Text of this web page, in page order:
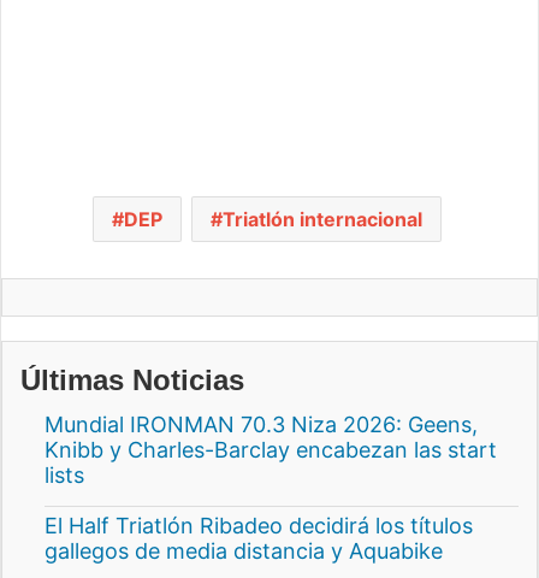
DEP Triatlón internacional
Últimas Noticias
Mundial IRONMAN 70.3 Niza 2026: Geens,
Knibb y Charles-Barclay encabezan las start
lists
El Half Triatlón Ribadeo decidirá los títulos
gallegos de media distancia y Aquabike